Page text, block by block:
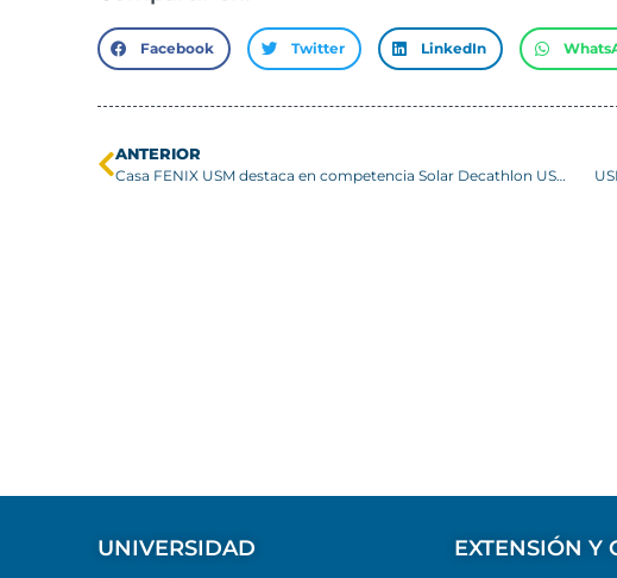
Facebook Twitter LinkedIn
ANTERIOR
Casa FENIX USM destaca en competencia Solar Decathlon USA 2020
UNIVERSIDAD EXTENSIÓN Y